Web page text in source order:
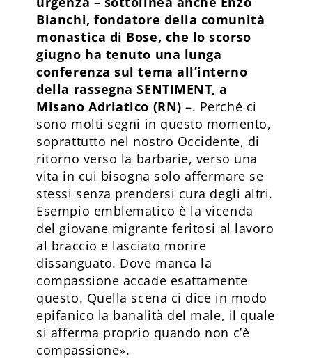
Bianchi, fondatore della comunità
monastica di Bose, che lo scorso
giugno ha tenuto una lunga
conferenza sul tema all’interno
della rassegna SENTIMENT, a
Misano Adriatico (RN)–. Perché ci
sono molti segni in questo momento,
soprattutto nel nostro Occidente, di
ritorno verso la barbarie, verso una
vita in cui bisogna solo affermare se
stessi senza prendersi cura degli altri.
Esempio emblematico è la vicenda
del giovane migrante feritosi al lavoro
al braccio e lasciato morire
dissanguato. Dove manca la
compassione accade esattamente
questo. Quella scena ci dice in modo
epifanico la banalità del male, il quale
si afferma proprio quando non c’è
compassione».